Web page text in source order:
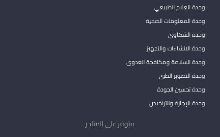
وحدة العلاج الطبيعي
وحدة المعلومات الصحية
وحدة الشكاوي
وحدة الانشاءات والتجهيز
وحدة السلامة ومكافحة العدوى
وحدة التصوير الطبي
وحدة تحسين الجودة
وحدة الإجازة والتراخيص
متوفر على المتاجر